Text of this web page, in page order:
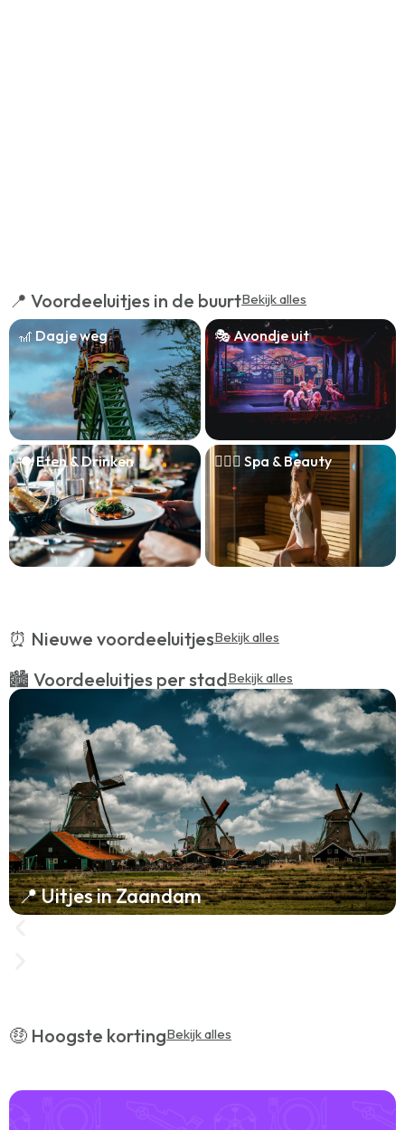
📍 Voordeeluitjes in de buurtBekijk alles
🎢 Dagje weg 🎭 Avondje uit
🍽️ Eten & Drinken 🧖🏻‍♀️ Spa & Beauty
⏰ Nieuwe voordeeluitjesBekijk alles
🏙️ Voordeeluitjes per stadBekijk alles
📍 Uitjes in Zaandam
🤑 Hoogste kortingBekijk alles